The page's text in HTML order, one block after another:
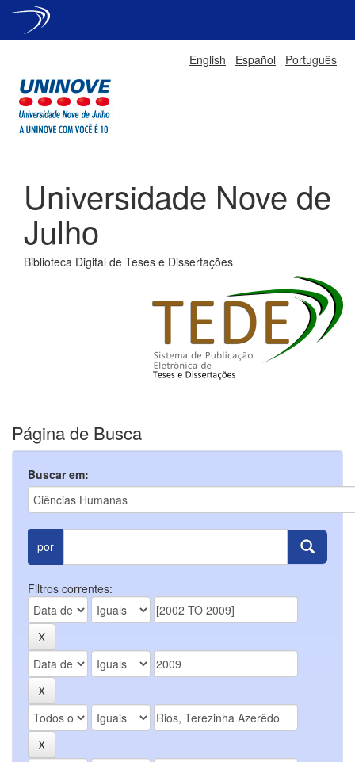
English Español Português
Universidade Nove de
Julho
Biblioteca Digital de Teses e Dissertações
Página de Busca
Buscar em:
por
Filtros correntes: